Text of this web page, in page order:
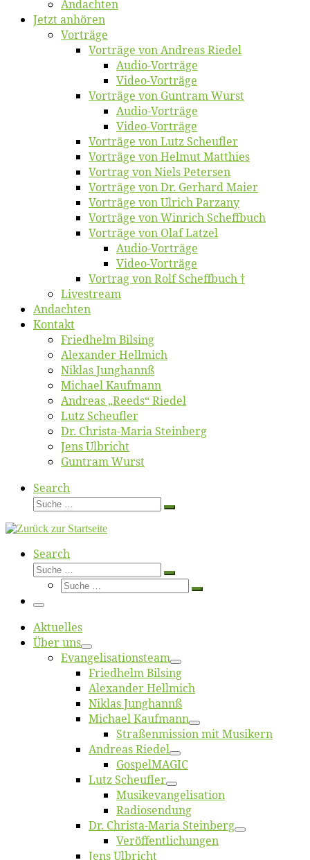
An­dach­ten
Jetzt an­hö­ren
Vor­trä­ge
Vor­trä­ge von An­dre­as Riedel
Au­dio-Vor­trä­ge
Vi­deo-Vor­trä­ge
Vor­trä­ge von Gun­tram Wurst
Au­dio-Vor­trä­ge
Vi­deo-Vor­trä­ge
Vor­trä­ge von Lutz Scheufler
Vor­trä­ge von Hel­mut Matthies
Vor­trag von Niels Petersen
Vor­trä­ge von Dr. Ger­hard Maier
Vor­trä­ge von Ul­rich Parzany
Vor­trä­ge von Win­rich Scheffbuch
Vor­trä­ge von Olaf Latzel
Au­dio-Vor­trä­ge
Vi­deo-Vor­trä­ge
Vor­trag von Rolf Scheffbuch †
Live­stream
An­dach­ten
Kon­takt
Fried­helm Bilsing
Alex­an­der Hellmich
Ni­klas Junghannß
Mi­cha­el Kaufmann
An­dre­as „Reeds“ Riedel
Lutz Scheuf­ler
Dr. Chris­­ta-Ma­ria Steinberg
Jens Ulb­richt
Gun­tram Wurst
Search
Suche
Suche
Search
Suche
Suche
Suche
Suche
Menü
Ak­tu­el­les
Über uns
Evangelisa­tions­team
Fried­helm Bilsing
Alex­an­der Hellmich
Ni­klas Junghannß
Mi­cha­el Kaufmann
Straßenmis­sion mit Musikern
An­dre­as Riedel
Gos­pel­MA­GIC
Lutz Scheuf­ler
Musikevan­ge­li­sa­tion
Ra­dio­sen­dung
Dr. Chris­­ta-Ma­ria Steinberg
Ver­öf­fent­li­chun­gen
Jens Ulb­richt